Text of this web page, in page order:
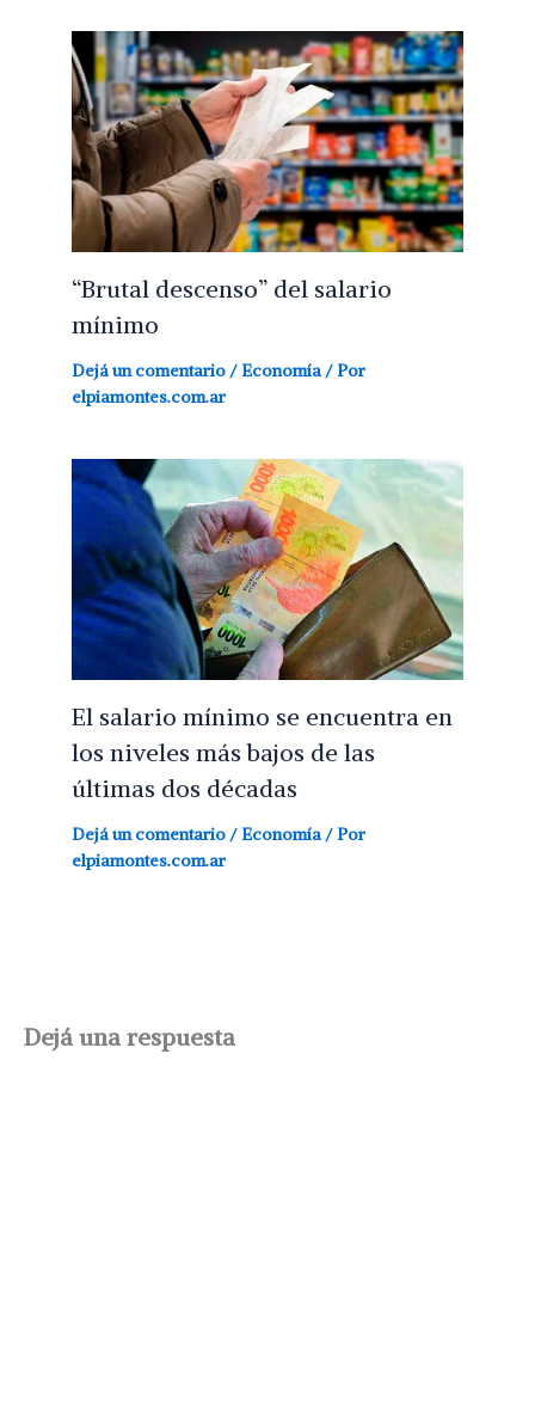
“Brutal descenso” del salario
mínimo
Dejá un comentario / Economía / Por
elpiamontes.com.ar
El salario mínimo se encuentra en
los niveles más bajos de las
últimas dos décadas
Dejá un comentario / Economía / Por
elpiamontes.com.ar
Dejá una respuesta